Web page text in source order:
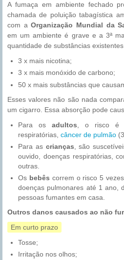
A fumaça em ambiente fechado
chamada de poluição tabagística
com aOrganização Mundial da
em um ambiente é grave e a 3ª
quantidade de substâncias
3 x mais nicotina;
3 x mais monóxido de carbono;
50 x mais substâncias que
Esses valores não são nada
um cigarro. Essa absorção pode
Para osadultos , o risco é
respiratórias,câncer de pulmão
Para as crianças , são
ouvido, doenças respiratórias,
outras.
Os bebês correm o risco 5
doenças pulmonares até 1 ano,
pessoas fumantes em casa.
Outros danos causados ao não
Em curto prazo
Tosse;
Irritação nos olhos;